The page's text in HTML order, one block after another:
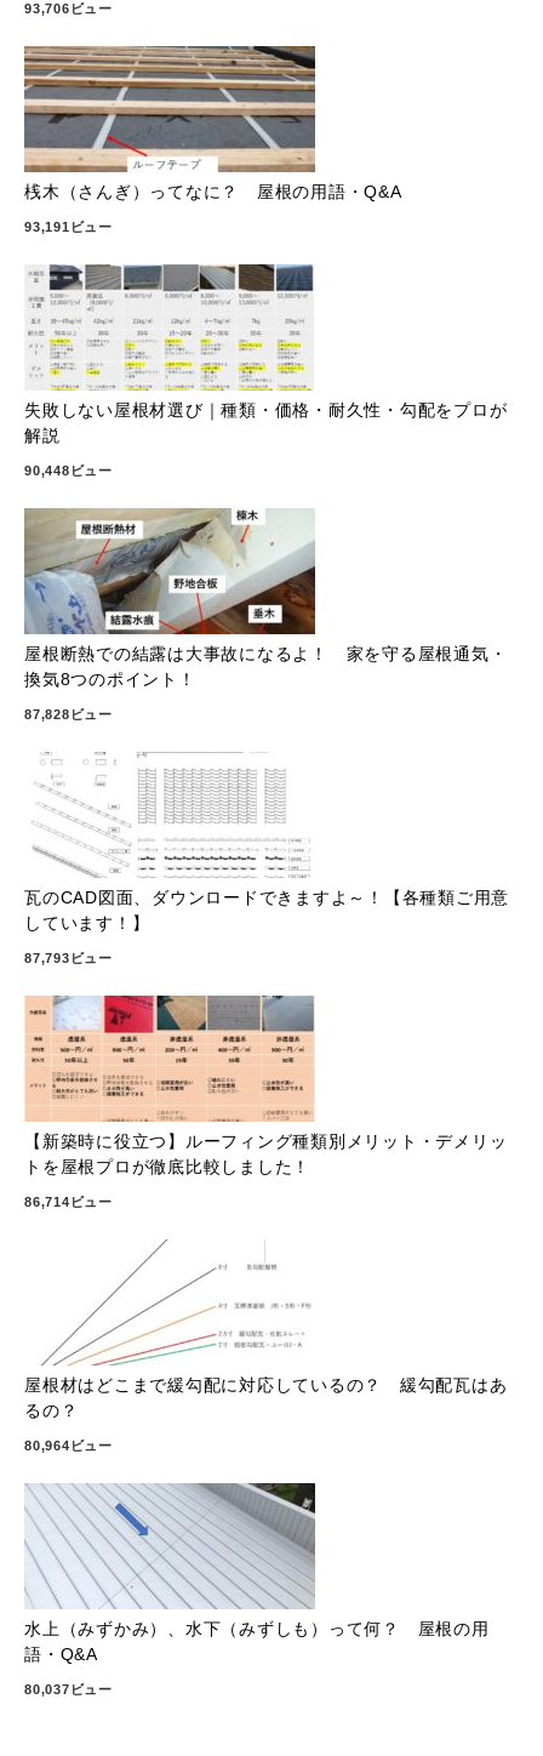
93,706ビュー
桟木（さんぎ）ってなに？ 屋根の用語・Q&A
93,191ビュー
失敗しない屋根材選び｜種類・価格・耐久性・勾配をプロが
解説
90,448ビュー
屋根断熱での結露は大事故になるよ！ 家を守る屋根通気・
換気8つのポイント！
87,828ビュー
瓦のCAD図面、ダウンロードできますよ～！【各種類ご用意
しています！】
87,793ビュー
【新築時に役立つ】ルーフィング種類別メリット・デメリッ
トを屋根プロが徹底比較しました！
86,714ビュー
屋根材はどこまで緩勾配に対応しているの？ 緩勾配瓦はあ
るの？
80,964ビュー
水上（みずかみ）、水下（みずしも）って何？ 屋根の用
語・Q&A
80,037ビュー